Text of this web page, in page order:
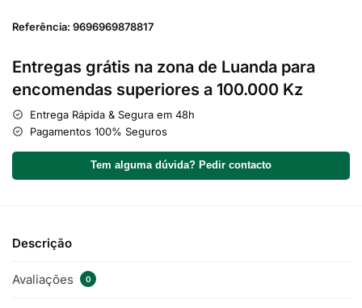
Referência: 9696969878817
Entregas grátis na zona de Luanda para
encomendas superiores a 100.000 Kz
Entrega Rápida & Segura em 48h
Pagamentos 100% Seguros
Tem alguma dúvida? Pedir contacto
Descrição
Avaliações 0